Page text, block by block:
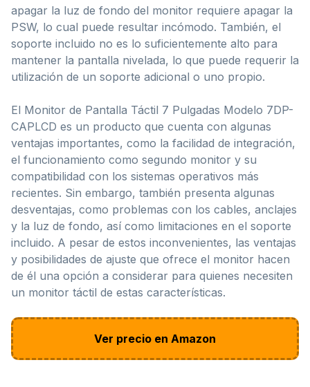
apagar la luz de fondo del monitor requiere apagar la
PSW, lo cual puede resultar incómodo. También, el
soporte incluido no es lo suficientemente alto para
mantener la pantalla nivelada, lo que puede requerir la
utilización de un soporte adicional o uno propio.
El Monitor de Pantalla Táctil 7 Pulgadas Modelo 7DP-
CAPLCD es un producto que cuenta con algunas
ventajas importantes, como la facilidad de integración,
el funcionamiento como segundo monitor y su
compatibilidad con los sistemas operativos más
recientes. Sin embargo, también presenta algunas
desventajas, como problemas con los cables, anclajes
y la luz de fondo, así como limitaciones en el soporte
incluido. A pesar de estos inconvenientes, las ventajas
y posibilidades de ajuste que ofrece el monitor hacen
de él una opción a considerar para quienes necesiten
un monitor táctil de estas características.
Ver precio en Amazon